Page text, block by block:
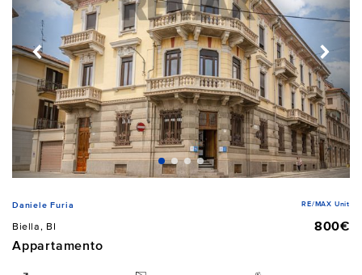
Daniele Furia RE/MAX Unit
Biella, BI
800€
Appartamento